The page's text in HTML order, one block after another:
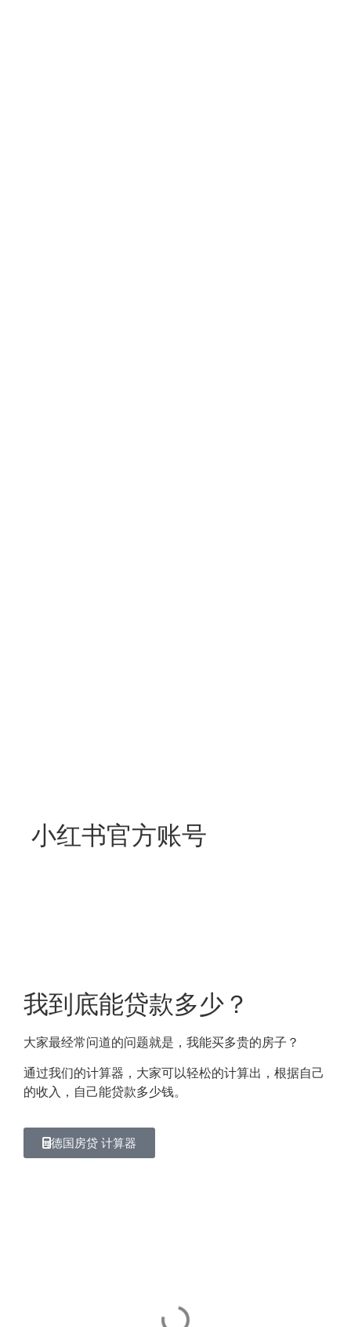
小红书官方账号
我到底能贷款多少？
大家最经常问道的问题就是，我能买多贵的房子？
通过我们的计算器，大家可以轻松的计算出，根据自己
的收入，自己能贷款多少钱。
德国房贷 计算器